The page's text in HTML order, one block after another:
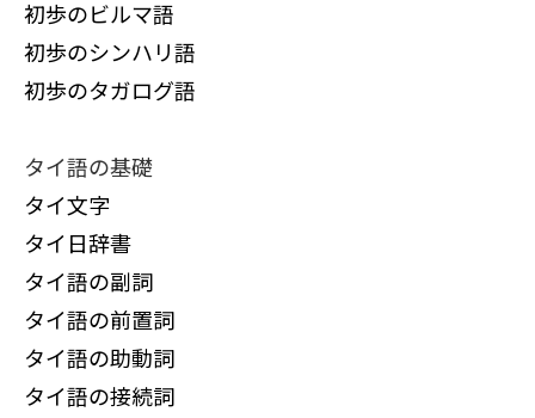
初歩のビルマ語
初歩のシンハリ語
初歩のタガログ語
タイ語の基礎
タイ文字
タイ日辞書
タイ語の副詞
タイ語の前置詞
タイ語の助動詞
タイ語の接続詞